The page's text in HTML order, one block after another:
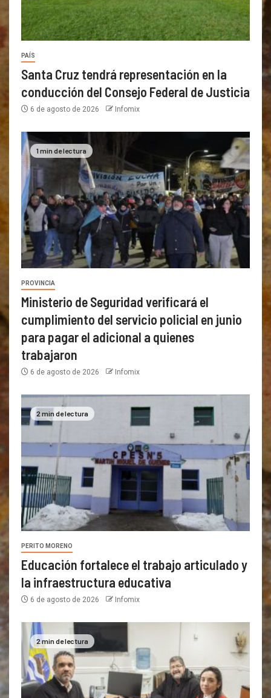
PAÍS
Santa Cruz tendrá representación en la
conducción del Consejo Federal de Justicia
6 de agosto de 2026 Infomix
1 min de lectura
PROVINCIA
Ministerio de Seguridad verificará el
cumplimiento del servicio policial en junio
para pagar el adicional a quienes
trabajaron
6 de agosto de 2026 Infomix
2 min de lectura
PERITO MORENO
Educación fortalece el trabajo articulado y
la infraestructura educativa
6 de agosto de 2026 Infomix
2 min de lectura